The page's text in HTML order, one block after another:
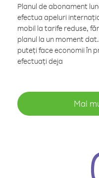
Planul de abonament
efectua apeluri
mobil la tarife reduse,
planul la un moment
puteți face economii în
efectuați deja
Mai